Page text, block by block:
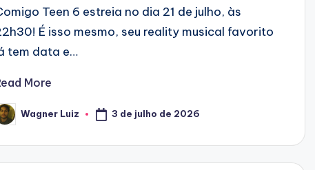
Teen 6 estreia no dia 21 de julho, às
É isso mesmo, seu reality musical favorito
tem data e…
More
Wagner Luiz 3 de julho de 2026